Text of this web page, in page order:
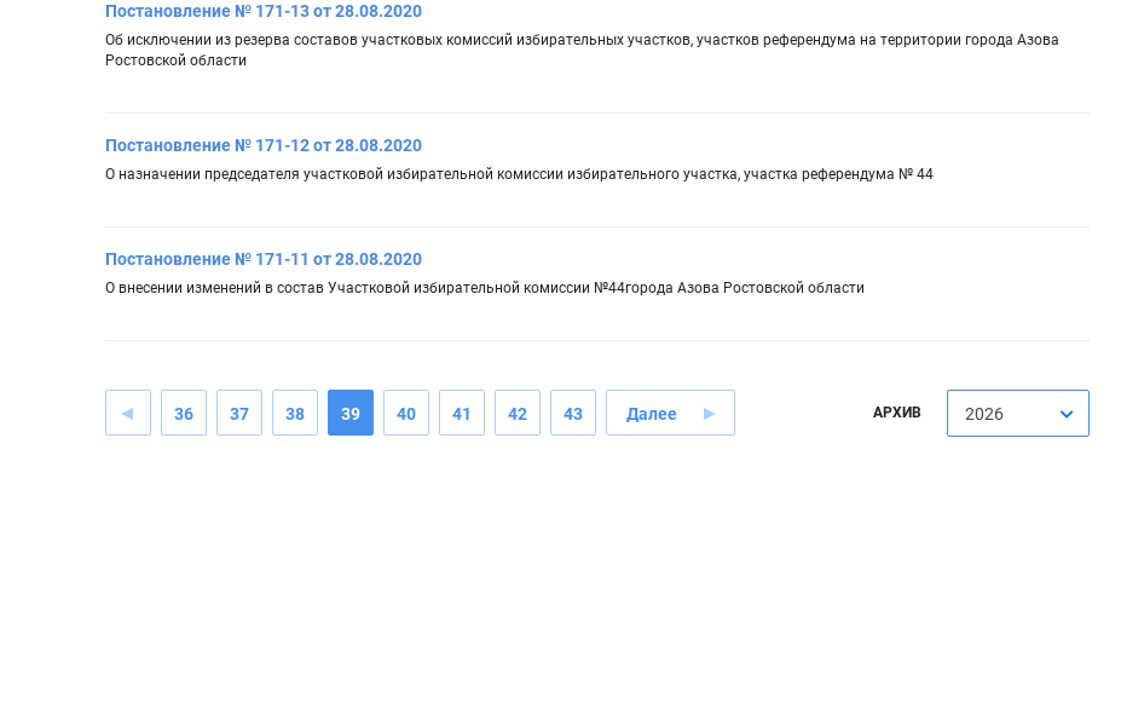
Постановление № 171-13 от 28.08.2020
Об исключении из резерва составов участковых комиссий избирательных участков, участков референдума на территории города Азова
Ростовской области
Постановление № 171-12 от 28.08.2020
О назначении председателя участковой избирательной комиссии избирательного участка, участка референдума № 44
Постановление № 171-11 от 28.08.2020
О внесении изменений в состав Участковой избирательной комиссии №44города Азова Ростовской области
36 37 38 39 40 41 42 43 Далее АРХИВ 2026